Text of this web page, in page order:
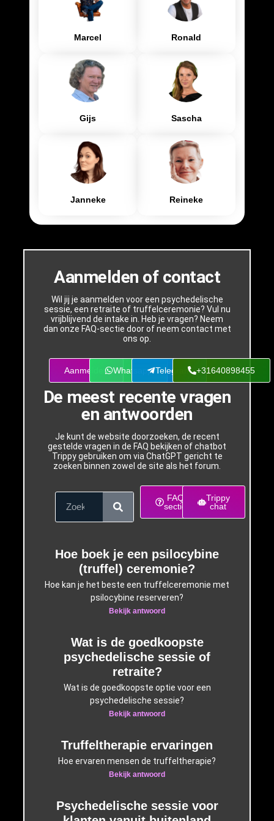
Marcel Ronald
Gijs Sascha
Janneke Reineke
Aanmelden of contact
Wil jij je aanmelden voor een psychedelische
sessie, een retraite of truffelceremonie? Vul nu
vrijblijvend de intake in. Heb je vragen? Neem
dan onze FAQ-sectie door of neem contact met
ons op.
Aanmelden Whatsapp Telegram +31640898455
De meest recente vragen
en antwoorden
Je kunt de website doorzoeken, de recent
gestelde vragen in de FAQ bekijken of chatbot
Trippy gebruiken om via ChatGPT gericht te
zoeken binnen zowel de site als het forum.
FAQ
sectie
Trippy
chat
Hoe boek je een psilocybine
(truffel) ceremonie?
Hoe kan je het beste een truffelceremonie met
psilocybine reserveren?
Bekijk antwoord
Wat is de goedkoopste
psychedelische sessie of
retraite?
Wat is de goedkoopste optie voor een
psychedelische sessie?
Bekijk antwoord
Truffeltherapie ervaringen
Hoe ervaren mensen de truffeltherapie?
Bekijk antwoord
Psychedelische sessie voor